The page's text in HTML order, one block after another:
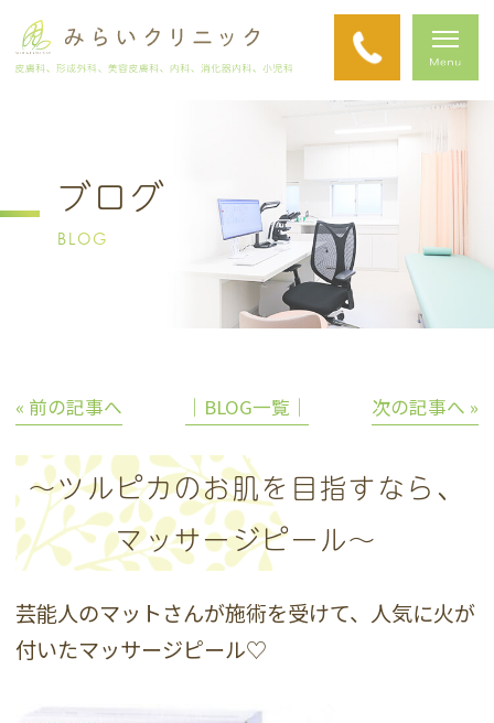
ブログ
BLOG
« 前の記事へ │BLOG一覧│ 次の記事へ »
～ツルピカのお肌を目指すなら、
マッサージピール～
芸能人のマットさんが施術を受けて、人気に火が
付いたマッサージピール♡